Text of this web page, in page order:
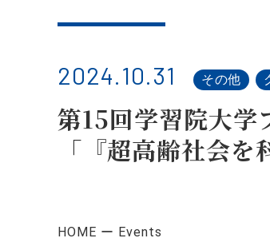
2024.10.31 その他
第15回学習院大学
「『超高齢社会
HOME
Events